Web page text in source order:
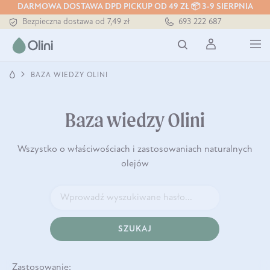
DARMOWA DOSTAWA DPD PICKUP OD 49 ZŁ 📦 3-9 SIERPNIA
Bezpieczna dostawa od 7,49 zł
Darmowa dostawa od 199 zł
Tłoczony zawsze na zimno
693 222 687
BAZA WIEDZY OLINI
Baza wiedzy Olini
Wszystko o właściwościach i zastosowaniach naturalnych
olejów
SZUKAJ
Zastosowanie: